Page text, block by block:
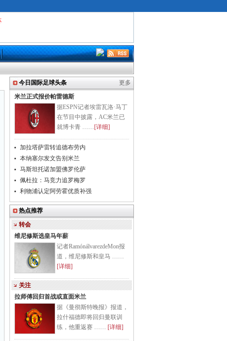
今日国际足球头条
更多
米兰正式报价帕雷德斯
据ESPN记者埃雷瓦洛·马丁
在节目中披露，AC米兰已
就博卡青 ……[详细]
加拉塔萨雷转追德布劳内
本纳塞尔发文告别米兰
马斯坦托诺加盟佛罗伦萨
佩杜拉：马竞力追罗梅罗
利物浦认定阿劳霍优质补强
热点推荐
转会
维尼修斯选皇马年薪
记者RamónálvarezdeMon报
道，维尼修斯和皇马 ……
[详细]
关注
拉师傅回归首战或直面米兰
据《曼彻斯特晚报》报道，
拉什福德即将回归曼联训
练，他重返赛 …… [详细]